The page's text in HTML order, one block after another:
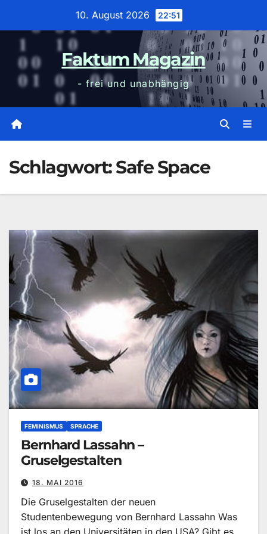
10. August 2026 22:51
Faktum Magazin
- frei und unabhängig
Schlagwort:Safe Space
FEMINISMUS SPRACHE
Bernhard Lassahn –
Gruselgestalten
18. MAI 2016
Die Gruselgestalten der neuen
Studentenbewegung von Bernhard Lassahn Was